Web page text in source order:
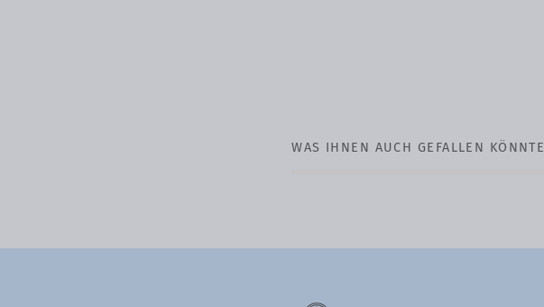
WAS IHNEN AUCH GEFALLEN KÖNNTE